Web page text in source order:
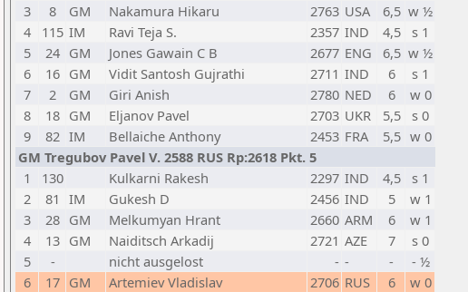
3
8 GM Nakamura Hikaru 2763 USA 6,5 w ½
4
115 IM Ravi Teja S. 2357 IND 4,5
s 1
5
24 GM Jones Gawain C B 2677 ENG 6,5 w ½
6
16 GM Vidit Santosh Gujrathi 2711 IND 6
s 1
7
2 GM Giri Anish 2780 NED 6
w 0
8
18 GM Eljanov Pavel 2703 UKR 5,5
s 0
9
82 IM Bellaiche Anthony 2453 FRA 5,5 w 0
GM Tregubov Pavel V. 2588 RUS Rp:2618 Pkt. 5
1
130 Kulkarni Rakesh 2297 IND 4,5
s 1
2
81 IM Gukesh D 2456 IND 5
w 1
3
28 GM Melkumyan Hrant 2660 ARM 6
w 1
4
13 GM Naiditsch Arkadij 2721 AZE 7
s 0
5
- nicht ausgelost - - -
- ½
6
17 GM Artemiev Vladislav 2706 RUS 6
w 0